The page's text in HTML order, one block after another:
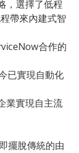
，選擇了低程
帶來內建式智
合作的
已實現自動化
業實現自主流
擺脫傳統的由